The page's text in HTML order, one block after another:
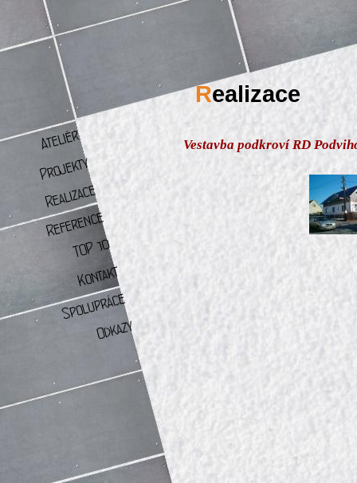
Realizace
Vestavba podkroví RD